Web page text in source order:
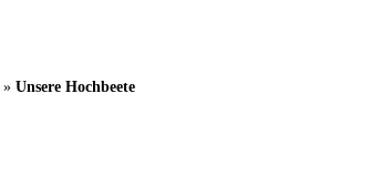
» Unsere Hochbeete